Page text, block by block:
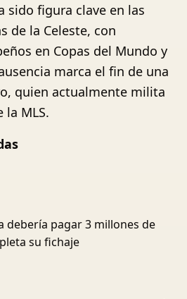
sido figura clave en las
de la Celeste, con
en Copas del Mundo y
marca el fin de una
quien actualmente milita
MLS.
debería pagar 3 millones de
su fichaje